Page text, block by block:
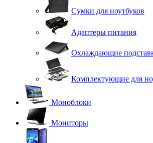
Сумки для ноутбуков
Адаптеры питания
Охлаждающие
Комплектующие для
Моноблоки
Мониторы